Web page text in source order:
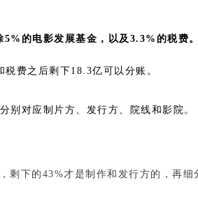
5%的电影发展基金，以及3.3%的税费。
费之后剩下18.3亿可以分账。
别对应制片方、发行方、院线和影院。
剩下的43%才是制作和发行方的，再